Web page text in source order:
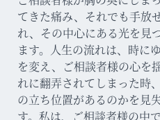
てきた痛み、それでも手放
れ、その中心にある光を見
ます。人生の流れは、時に
を変え、ご相談者様の心を
れに翻弄されてしまった時
の立ち位置があるのかを見
す。私は、ご相談者様の中